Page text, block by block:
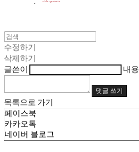
수정하기
삭제하기
글쓴이
내용
댓글 쓰기
목록으로 가기
페이스북
카카오톡
네이버 블로그